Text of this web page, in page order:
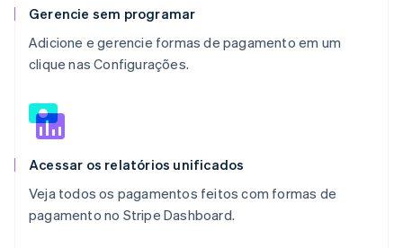
Gerencie sem programar
Adicione e gerencie formas de pagamento em um
clique nas Configurações.
Acessar os relatórios unificados
Veja todos os pagamentos feitos com formas de
pagamento no Stripe Dashboard.